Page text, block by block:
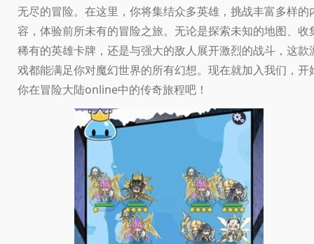
无尽的冒险。在这里，你将集结众多英雄，挑战丰富多样的
容，体验前所未有的冒险之旅。无论是探索未知的地图、收
稀有的英雄卡牌，还是与强大的敌人展开激烈的战斗，这款
戏都能满足你对魔幻世界的所有幻想。现在就加入我们，开
你在冒险大陆online中的传奇旅程吧！